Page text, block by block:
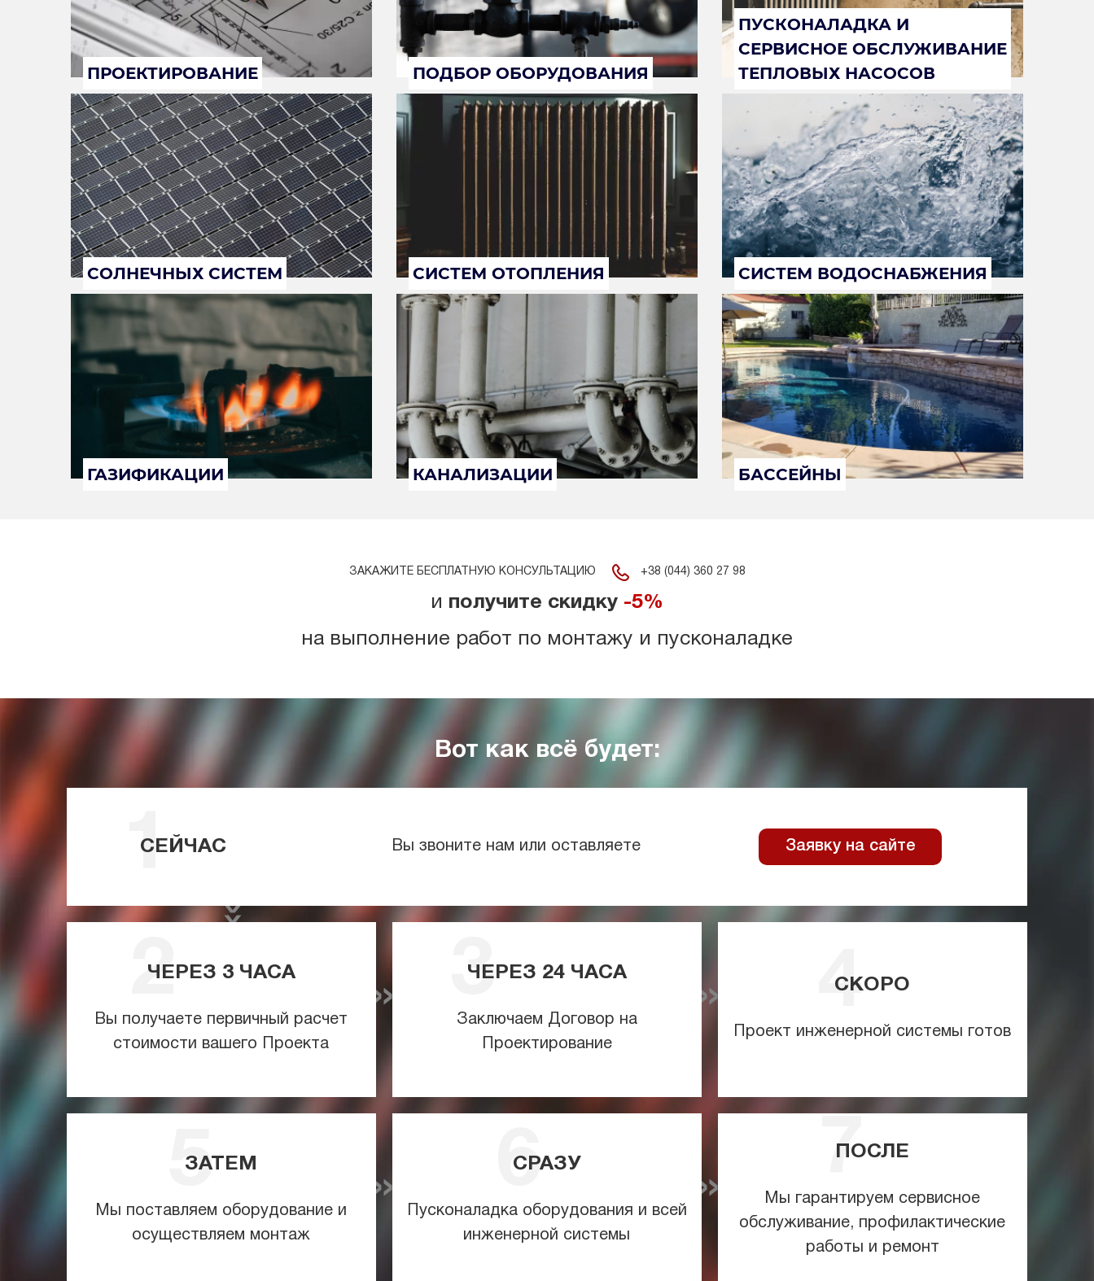
ПРОЕКТИРОВАНИЕ ПОДБОР ОБОРУДОВАНИЯ
ПУСКОНАЛАДКА И
СЕРВИСНОЕ ОБСЛУЖИВАНИЕ
ТЕПЛОВЫХ НАСОСОВ
СОЛНЕЧНЫХ СИСТЕМ СИСТЕМ ОТОПЛЕНИЯ СИСТЕМ ВОДОСНАБЖЕНИЯ
ГАЗИФИКАЦИИ КАНАЛИЗАЦИИ БАССЕЙНЫ
ЗАКАЖИТЕ БЕСПЛАТНУЮ КОНСУЛЬТАЦИЮ +38 (044) 360 27 98
и получите скидку -5%
на выполнение работ по монтажу и пусконаладке
Вот как всё будет:
СЕЙЧАС Вы звоните нам или оставляете Заявку на сайте
ЧЕРЕЗ 3ЧАСА
Вы получаете первичный расчет
стоимости вашего Проекта
ЧЕРЕЗ 24ЧАСА
Заключаем Договор на
Проектирование
СКОРО
Проект инженерной системы готов
ЗАТЕМ
Мы поставляем оборудование и
осуществляем монтаж
СРАЗУ
Пусконаладка оборудования и всей
инженерной системы
ПОСЛЕ
Мы гарантируем сервисное
обслуживание, профилактические
работы и ремонт